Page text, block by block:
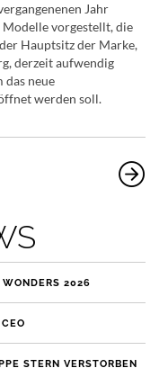
Jahr
vorgestellt, die
Hauptsitz der Marke,
derzeit aufwendig
neue
werden soll.
WONDERS 2026
STERN VERSTORBEN